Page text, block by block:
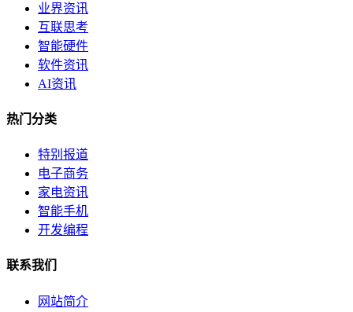
业界资讯
互联思考
智能硬件
软件资讯
AI资讯
热门分类
特别报道
电子商务
家电资讯
智能手机
开发编程
联系我们
网站简介